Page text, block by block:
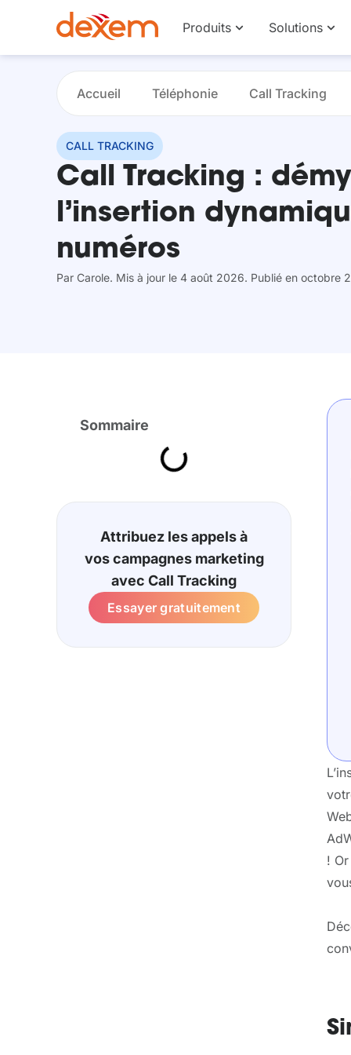
Produits Solutions
Accueil Téléphonie Call Tracking
CALL TRACKING
Call Tracking :
l’insertion
numéros
Par Carole. Mis à jour le 4 août 2026. Publié en octobre
Sommaire
Attribuez les appels à
vos campagnes marketing
avec Call Tracking
Essayer gratuitement
!